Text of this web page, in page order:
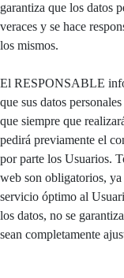
garantiza que los datos
veraces y se hace
los mismos.
El RESPONSABLE
que sus datos
que siempre que
pedirá previamente el
por parte los Usuarios.
web son obligatorios, ya
servicio óptimo al
los datos, no se
sean completamente